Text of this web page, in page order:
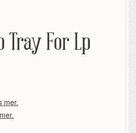
Tray For Lp
mer.